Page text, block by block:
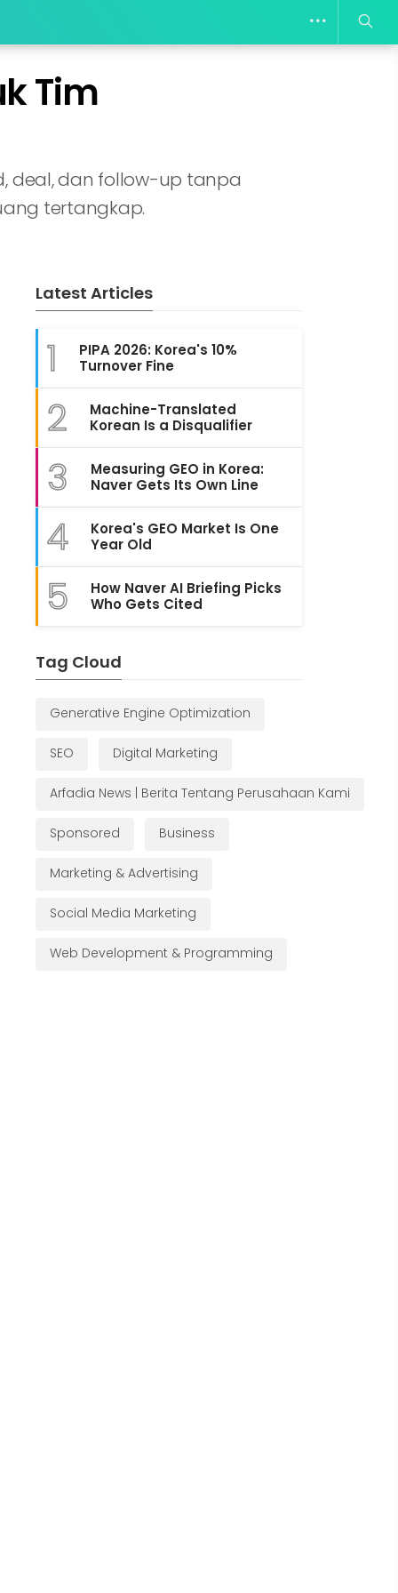
Tim
deal, dan follow-up tanpa
tertangkap.
Latest Articles
1
PIPA 2026: Korea's 10%
Turnover Fine
2
Machine-Translated
Korean Is a Disqualifier
3
Measuring GEO in Korea:
Naver Gets Its Own Line
4
Korea's GEO Market Is One
Year Old
5
How Naver AI Briefing Picks
Who Gets Cited
Tag Cloud
Generative Engine Optimization
SEO Digital Marketing
Arfadia News | Berita Tentang Perusahaan Kami
Sponsored Business
Marketing & Advertising
Social Media Marketing
Web Development & Programming